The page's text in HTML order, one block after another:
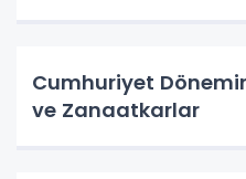
Cumhuriyet
ve Zanaatkarlar